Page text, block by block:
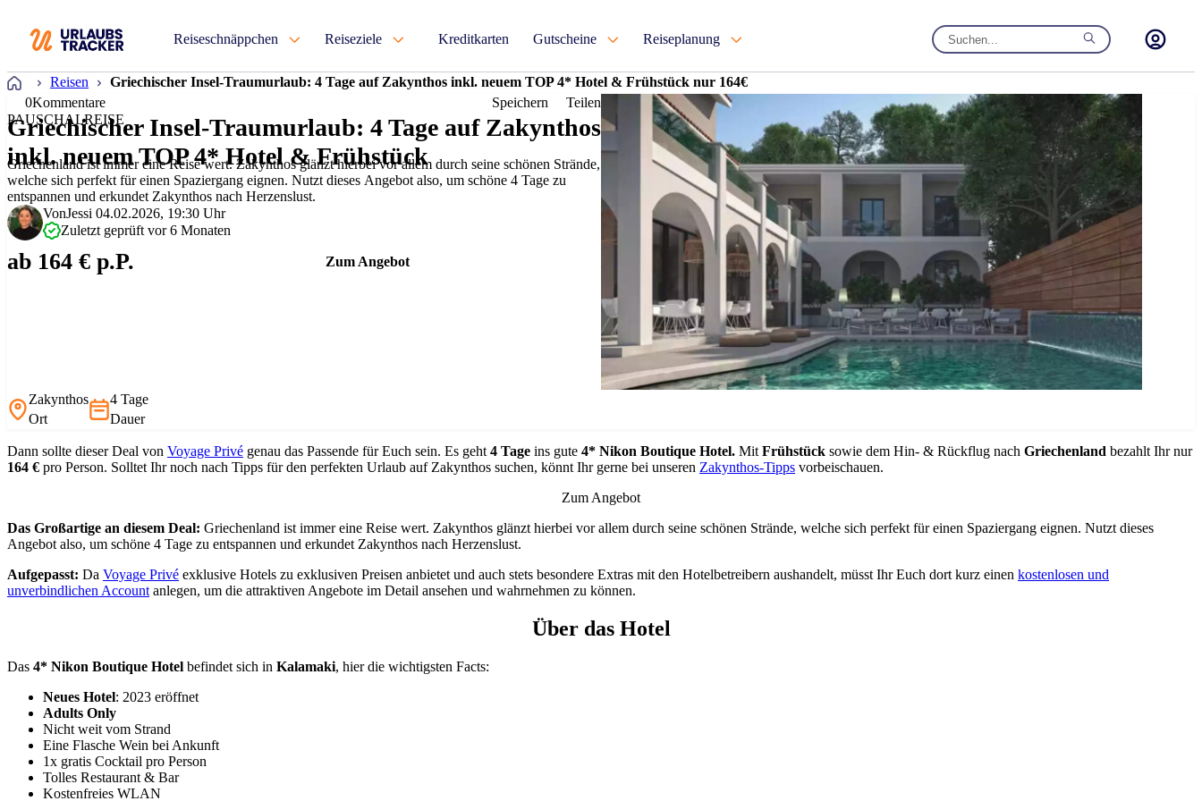
Reiseschnäppchen Reiseziele Kreditkarten Gutscheine Reiseplanung
Startseite
Reisen
Griechischer Insel-Traumurlaub: 4 Tage auf Zakynthos inkl. neuem TOP 4* Hotel & Frühstück nur 164€
0Kommentare Speichern
Teilen
PAUSCHALREISE
Griechischer Insel-Traumurlaub: 4 Tage auf Zakynthos
inkl. neuem TOP 4* Hotel & Frühstück
Griechenland ist immer eine Reise wert. Zakynthos glänzt hierbei vor allem durch seine schönen Strände,
welche sich perfekt für einen Spaziergang eignen. Nutzt dieses Angebot also, um schöne 4 Tage zu
entspannen und erkundet Zakynthos nach Herzenslust.
VonJessi 04.02.2026, 19:30 Uhr
Zuletzt geprüft vor 6 Monaten
ab 164 € p.P. Zum Angebot
Zakynthos
Ort
4 Tage
Dauer
Dann sollte dieser Deal von Voyage Privé genau das Passende für Euch sein. Es geht 4 Tage ins gute 4* Nikon Boutique Hotel. Mit Frühstück sowie dem Hin- & Rückflug nach Griechenland bezahlt Ihr nur
164 € pro Person. Solltet Ihr noch nach Tipps für den perfekten Urlaub auf Zakynthos suchen, könnt Ihr gerne bei unseren Zakynthos-Tipps vorbeischauen.
Zum Angebot
Das Großartige an diesem Deal: Griechenland ist immer eine Reise wert. Zakynthos glänzt hierbei vor allem durch seine schönen Strände, welche sich perfekt für einen Spaziergang eignen. Nutzt dieses
Angebot also, um schöne 4 Tage zu entspannen und erkundet Zakynthos nach Herzenslust.
Aufgepasst: Da Voyage Privé exklusive Hotels zu exklusiven Preisen anbietet und auch stets besondere Extras mit den Hotelbetreibern aushandelt, müsst Ihr Euch dort kurz einen kostenlosen und
unverbindlichen Account anlegen, um die attraktiven Angebote im Detail ansehen und wahrnehmen zu können.
Über das Hotel
Das 4* Nikon Boutique Hotel befindet sich in Kalamaki, hier die wichtigsten Facts:
Neues Hotel: 2023 eröffnet
Adults Only
Nicht weit vom Strand
Eine Flasche Wein bei Ankunft
1x gratis Cocktail pro Person
Tolles Restaurant & Bar
Kostenfreies WLAN